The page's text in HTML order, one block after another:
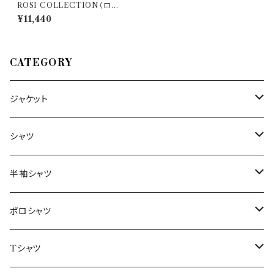
ROSI COLLECTION（ロー
ジコレクション） ポケットチーフ
DENIM 23349
¥11,440
CATEGORY
ジャケット
～44/S
46/M
48/L
50/XL～
シャツ
～44/S
46/M
48/L
半袖シャツ
～44/S
46/M
ポロシャツ
～44/S
Tシャツ